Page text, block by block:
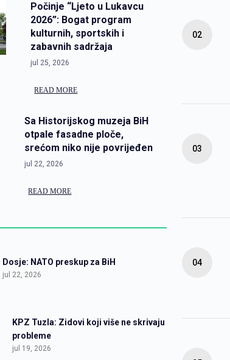
Počinje “Ljeto u Lukavcu
2026”: Bogat program
kulturnih, sportskih i
zabavnih sadržaja
jul 25, 2026
READ MORE
Sa Historijskog muzeja BiH
otpale fasadne ploče,
srećom niko nije povrijeđen
jul 22, 2026
READ MORE
Dosje: NATO preskup za BiH
jul 22, 2026
KPZ Tuzla: Zidovi koji više ne skrivaju
probleme
jul 19, 2026